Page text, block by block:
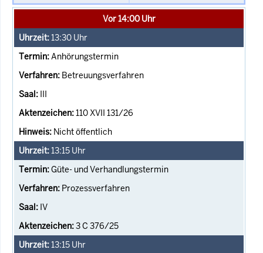
Vor 14:00 Uhr
13:30 Uhr
Anhörungstermin
Betreuungsverfahren
III
110 XVII 131/26
Nicht öffentlich
13:15 Uhr
Güte- und Verhandlungstermin
Prozessverfahren
IV
3 C 376/25
13:15 Uhr